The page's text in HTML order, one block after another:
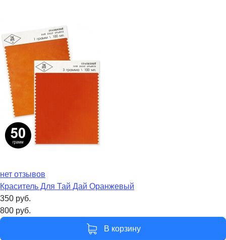
нет отзывов
Краситель Для Тай Дай Оранжевый
350 руб.
800 руб.
В корзину